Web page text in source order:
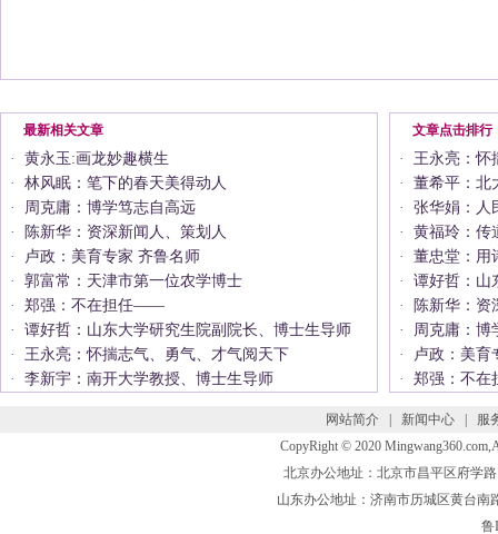
最新相关文章
· 黄永玉:画龙妙趣横生
· 林风眠：笔下的春天美得动人
·
周克庸：博学笃志自高远
·
陈新华：资深新闻人、策划人
·
卢政：美育专家 齐鲁名师
· 郭富常：天津市第一位农学博士
· 郑强：不在担任——
· 谭好哲：山东大学研究生院副院长、博士生导师
· 王永亮：怀揣志气、勇气、才气阅天下
· 李新宇：南开大学教授、博士生导师
文章点击排行
· 王永亮：怀
· 董希平：北
· 张华娟：人
· 黄福玲：传
· 董忠堂：用
· 谭好哲：山
·
陈新华：资
·
周克庸：博
·
卢政：美育
· 郑强：不
网站简介 | 新闻中心 | 服
CopyRight © 2020
北京办公地址：北京市昌平区府学
山东办公地址：济南市历城区黄台南
鲁